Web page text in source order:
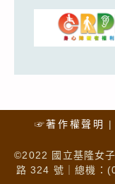
☞著作權聲明
©2022 國立基隆女
路 324 號｜總機：